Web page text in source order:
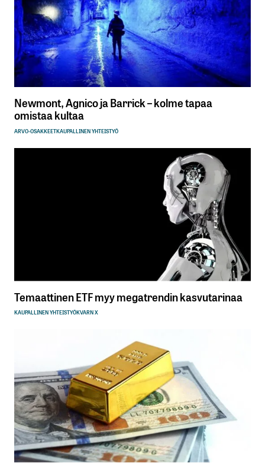
Newmont, Agnico ja Barrick – kolme tapaa
omistaa kultaa
ARVO-OSAKKEETKAUPALLINEN YHTEISTYÖ
Temaattinen ETF myy megatrendin kasvutarinaa
KAUPALLINEN YHTEISTYÖKVARN X